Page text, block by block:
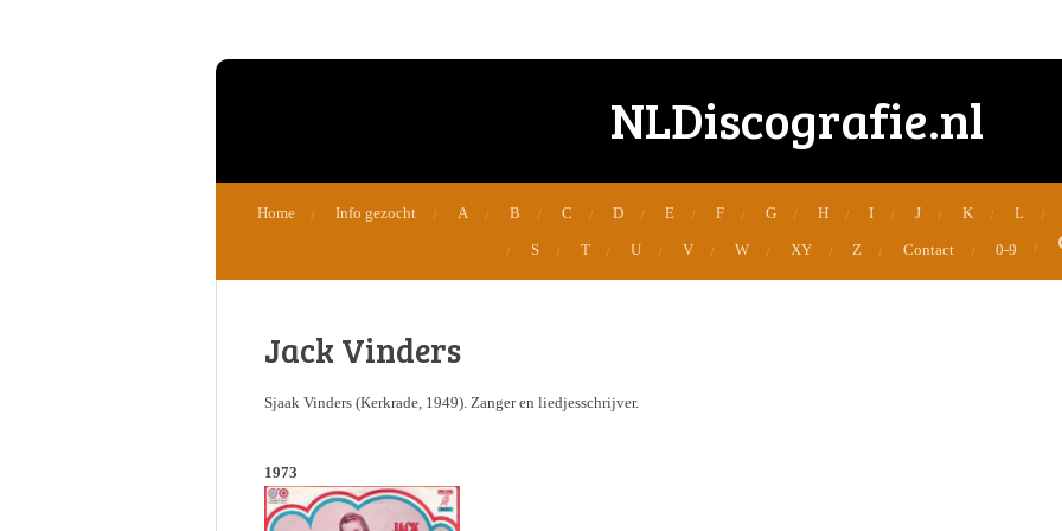
NLDiscografie.nl
Home Info gezocht A B C D E F G H I J K L
S T U V W XY Z Contact 0-9
Jack Vinders
Sjaak Vinders (Kerkrade, 1949). Zanger en liedjesschrijver.
1973